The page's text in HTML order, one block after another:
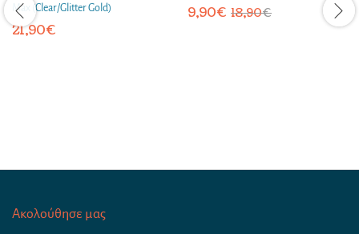
Max (Clear/Glitter Gold)
21,90€
9,90€ 18,90€
Ακολούθησε μας